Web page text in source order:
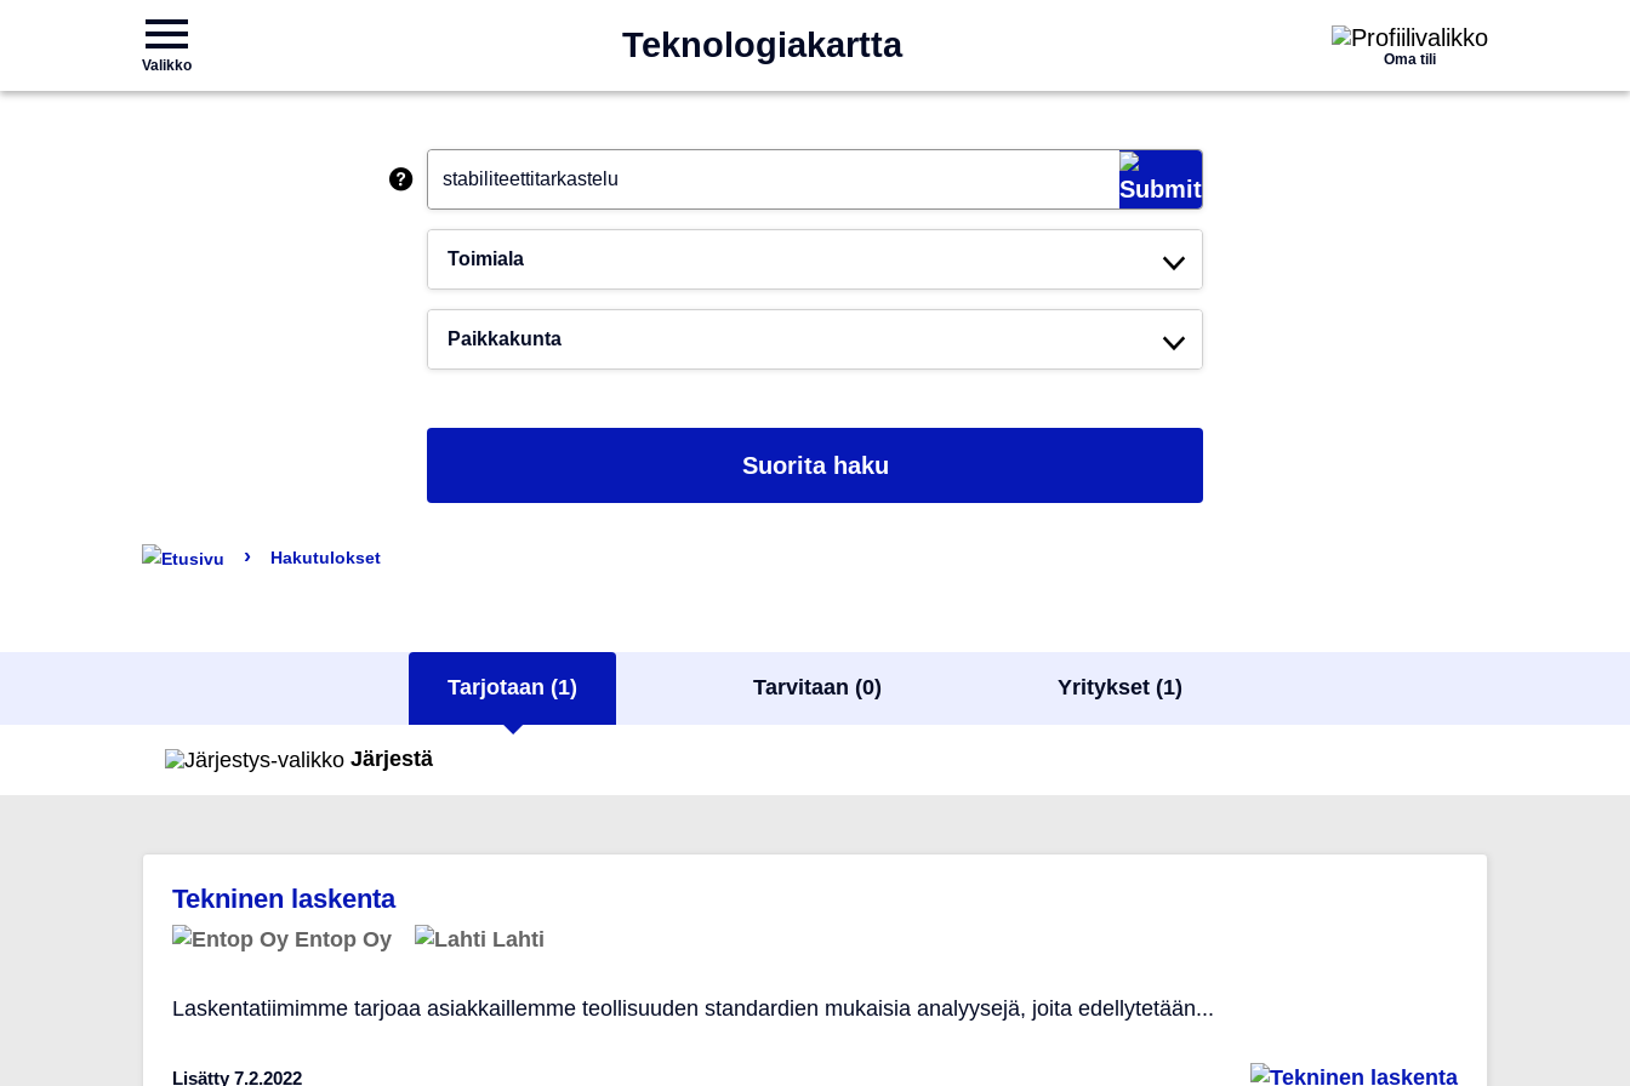
Valikko
Teknologiakartta Oma tili
Suorita haku
› Hakutulokset
Tarjotaan (1) Tarvitaan (0) Yritykset (1)
Järjestä
Tekninen laskenta
Entop Oy Lahti
Laskentatiimimme tarjoaa asiakkaillemme teollisuuden standardien mukaisia analyysejä, joita edellytetään...
Lisätty 7.2.2022